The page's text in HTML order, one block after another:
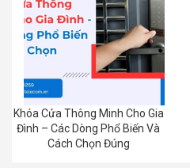
Khóa Cửa Thông Minh Cho Gia
Đình – Các Dòng Phổ Biến Và
Cách Chọn Đúng